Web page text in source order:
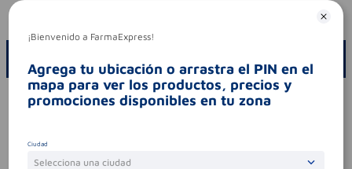
Por favor, inicie sesión para escribir un comentario
¡Bienvenido a FarmaExpress!
Agrega tu ubicación o arrastra el PIN en el
mapa para ver los productos, precios y
promociones disponibles en tu zona
Ciudad
Selecciona una ciudad